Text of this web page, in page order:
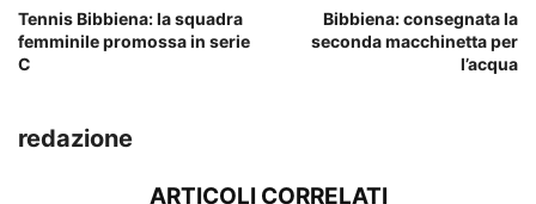
Tennis Bibbiena: la squadra
femminile promossa in serie
C
Bibbiena: consegnata la
seconda macchinetta per
l’acqua
redazione
ARTICOLI CORRELATI